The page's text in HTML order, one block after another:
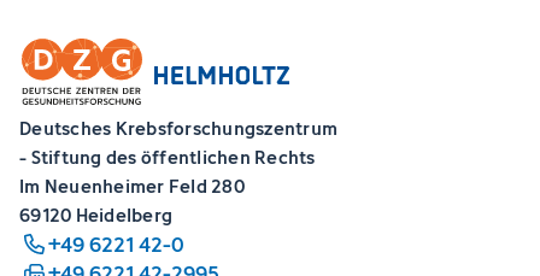
Deutsches Krebsforschungszentrum
- Stiftung des öffentlichen Rechts
Im Neuenheimer Feld 280
69120 Heidelberg
+49 6221 42-0